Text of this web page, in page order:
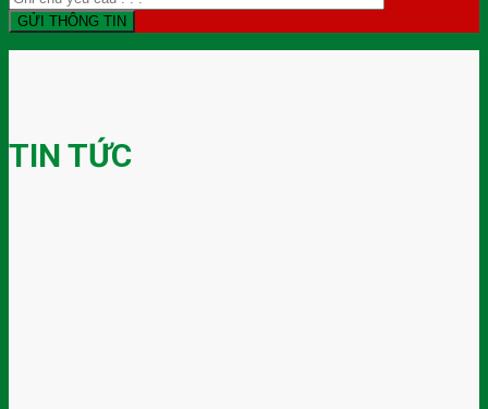
TIN TỨC